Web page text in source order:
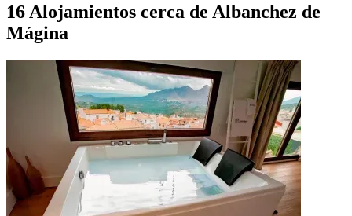
16 Alojamientos cerca de Albanchez de
Mágina